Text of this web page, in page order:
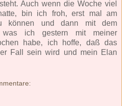
Auch wenn die Woche viel
bin ich froh, erst mal am
können und dann mit dem
was ich gestern mit meiner
habe, ich hoffe, daß das
Fall sein wird und mein Elan